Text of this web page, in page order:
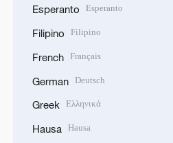
Esperanto Esperanto
Filipino Filipino
French Français
German Deutsch
Greek Ελληνικά
Hausa Hausa